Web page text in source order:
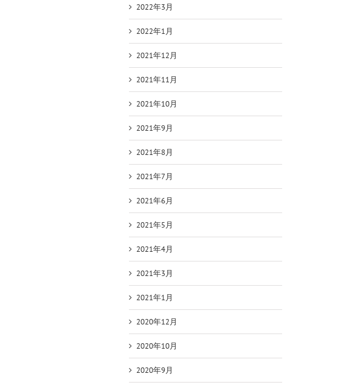
2022年3月
2022年1月
2021年12月
2021年11月
2021年10月
2021年9月
2021年8月
2021年7月
2021年6月
2021年5月
2021年4月
2021年3月
2021年1月
2020年12月
2020年10月
2020年9月